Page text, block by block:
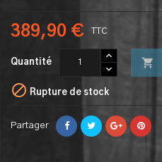
389,90 € TTC
Quantité 
 Rupture de stock
Partager